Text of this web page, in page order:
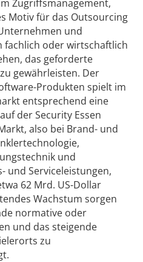
Zugriffsmanagement,
Motiv für das Outsourcing
und
oder wirtschaftlich
das geforderte
gewährleisten. Der
Produkten spielt im
entsprechend eine
der Security Essen
also bei Brand- und
und
und Serviceleistungen,
62 Mrd. US-Dollar
Wachstum sorgen
normative oder
und das steigende
zu